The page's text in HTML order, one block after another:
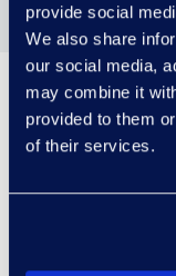
provide social
We also share
our social media,
may combine it
provided to them
of their services.